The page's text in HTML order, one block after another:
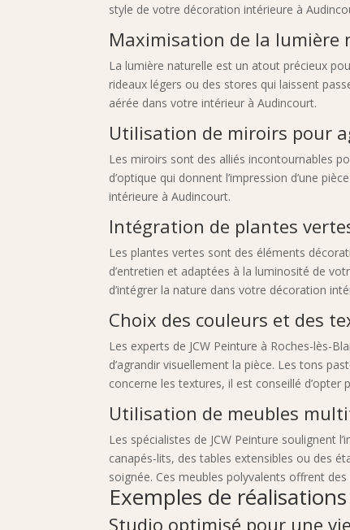
style de votre décoration intérieure à
Maximisation de la lumière
La lumière naturelle est un atout précieux
rideaux légers ou des stores qui laissent
aérée dans votre intérieur à Audincourt.
Utilisation de miroirs pour
Les miroirs sont des alliés incontournables
d’optique qui donnent l’impression d’une
intérieure à Audincourt.
Intégration de plantes
Les plantes vertes sont des éléments
d’entretien et adaptées à la luminosité de
d’intégrer la nature dans votre décoration
Choix des couleurs et des
Les experts de JCW Peinture à Roches-lès-
d’agrandir visuellement la pièce. Les tons
concerne les textures, il est conseillé
Utilisation de meubles
Les spécialistes de JCW Peinture soulignent
canapés-lits, des tables extensibles ou des
soignée. Ces meubles polyvalents offrent
Exemples de
Studio optimisé pour une